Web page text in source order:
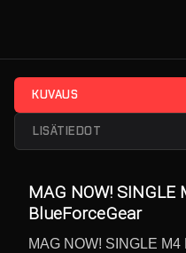
KUVAUS
LISÄTIEDOT
MAG NOW! SINGLE
BlueForceGear
MAG NOW! SINGLE